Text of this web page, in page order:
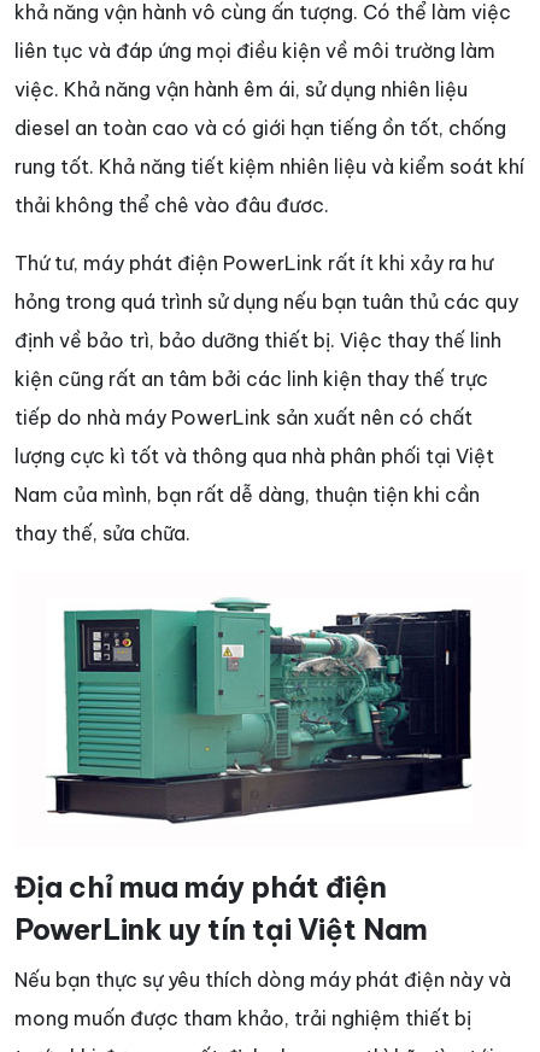
khả năng vận hành vô cùng ấn tượng. Có thể làm việc
liên tục và đáp ứng mọi điều kiện về môi trường làm
việc. Khả năng vận hành êm ái, sử dụng nhiên liệu
diesel an toàn cao và có giới hạn tiếng ồn tốt, chống
rung tốt. Khả năng tiết kiệm nhiên liệu và kiểm soát khí
thải không thể chê vào đâu đươc.
Thứ tư, máy phát điện PowerLink rất ít khi xảy ra hư
hỏng trong quá trình sử dụng nếu bạn tuân thủ các quy
định về bảo trì, bảo dưỡng thiết bị. Việc thay thế linh
kiện cũng rất an tâm bởi các linh kiện thay thế trực
tiếp do nhà máy PowerLink sản xuất nên có chất
lượng cực kì tốt và thông qua nhà phân phối tại Việt
Nam của mình, bạn rất dễ dàng, thuận tiện khi cần
thay thế, sửa chữa.
Địa chỉ mua máy phát điện
PowerLink uy tín tại Việt Nam
Nếu bạn thực sự yêu thích dòng máy phát điện này và
mong muốn được tham khảo, trải nghiệm thiết bị